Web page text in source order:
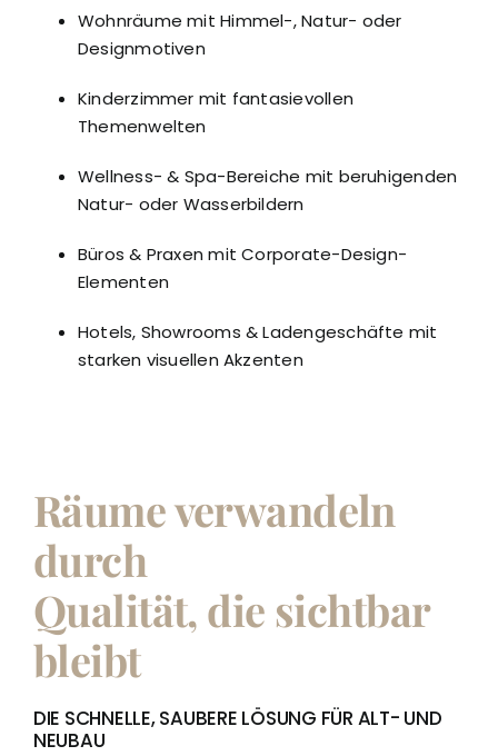
Wohnräume mit Himmel-, Natur- oder
Designmotiven
Kinderzimmer mit fantasievollen
Themenwelten
Wellness- & Spa-Bereiche mit beruhigenden
Natur- oder Wasserbildern
Büros & Praxen mit Corporate-Design-
Elementen
Hotels, Showrooms & Ladengeschäfte mit
starken visuellen Akzenten
Räume verwandeln
durch
Qualität, die sichtbar
bleibt
DIE SCHNELLE, SAUBERE LÖSUNG FÜR ALT- UND
NEUBAU